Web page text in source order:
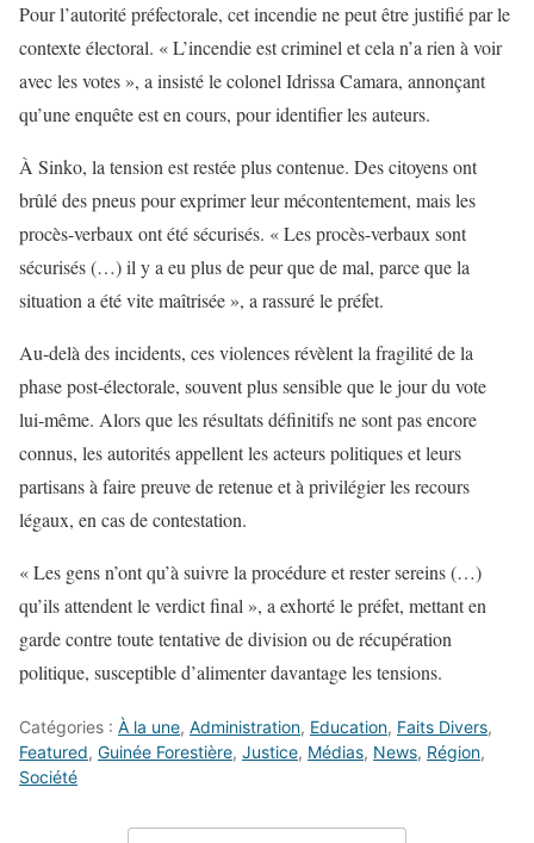
Pour l’autorité préfectorale, cet incendie ne peut être justifié par le
contexte électoral. « L’incendie est criminel et cela n’a rien à voir
avec les votes », a insisté le colonel Idrissa Camara, annonçant
qu’une enquête est en cours, pour identifier les auteurs.
À Sinko, la tension est restée plus contenue. Des citoyens ont
brûlé des pneus pour exprimer leur mécontentement, mais les
procès-verbaux ont été sécurisés. « Les procès-verbaux sont
sécurisés (…) il y a eu plus de peur que de mal, parce que la
situation a été vite maîtrisée », a rassuré le préfet.
Au-delà des incidents, ces violences révèlent la fragilité de la
phase post-électorale, souvent plus sensible que le jour du vote
lui-même. Alors que les résultats définitifs ne sont pas encore
connus, les autorités appellent les acteurs politiques et leurs
partisans à faire preuve de retenue et à privilégier les recours
légaux, en cas de contestation.
« Les gens n’ont qu’à suivre la procédure et rester sereins (…)
qu’ils attendent le verdict final », a exhorté le préfet, mettant en
garde contre toute tentative de division ou de récupération
politique, susceptible d’alimenter davantage les tensions.
Catégories : À la une, Administration, Education, Faits Divers,
Featured, Guinée Forestière, Justice, Médias, News, Région,
Société